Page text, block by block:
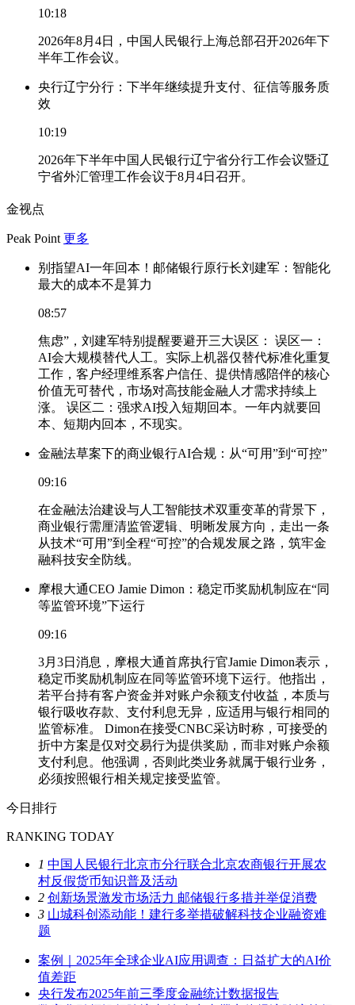
10:18
2026年8月4日，中国人民银行上海总部召开2026年下
半年工作会议。
央行辽宁分行：下半年继续提升支付、征信等服务质
效
10:19
2026年下半年中国人民银行辽宁省分行工作会议暨辽
宁省外汇管理工作会议于8月4日召开。
金视点
Peak Point 更多
别指望AI一年回本！邮储银行原行长刘建军：智能化
最大的成本不是算力
08:57
焦虑”，刘建军特别提醒要避开三大误区： 误区一：
AI会大规模替代人工。实际上机器仅替代标准化重复
工作，客户经理维系客户信任、提供情感陪伴的核心
价值无可替代，市场对高技能金融人才需求持续上
涨。 误区二：强求AI投入短期回本。一年内就要回
本、短期内回本，不现实。
金融法草案下的商业银行AI合规：从“可用”到“可控”
09:16
在金融法治建设与人工智能技术双重变革的背景下，
商业银行需厘清监管逻辑、明晰发展方向，走出一条
从技术“可用”到全程“可控”的合规发展之路，筑牢金
融科技安全防线。
摩根大通CEO Jamie Dimon：稳定币奖励机制应在“同
等监管环境”下运行
09:16
3月3日消息，摩根大通首席执行官Jamie Dimon表示，
稳定币奖励机制应在同等监管环境下运行。他指出，
若平台持有客户资金并对账户余额支付收益，本质与
银行吸收存款、支付利息无异，应适用与银行相同的
监管标准。 Dimon在接受CNBC采访时称，可接受的
折中方案是仅对交易行为提供奖励，而非对账户余额
支付利息。他强调，否则此类业务就属于银行业务，
必须按照银行相关规定接受监管。
今日排行
RANKING TODAY
1 中国人民银行北京市分行联合北京农商银行开展农
村反假货币知识普及活动
2 创新场景激发市场活力 邮储银行多措并举促消费
3 山城科创添动能！建行多举措破解科技企业融资难
题
案例｜2025年全球企业AI应用调查：日益扩大的AI价
值差距
央行发布2025年前三季度金融统计数据报告